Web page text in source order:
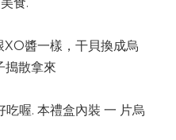
醬一樣，干貝換成烏
搗散拿來
喔. 本禮盒內裝 一 片烏